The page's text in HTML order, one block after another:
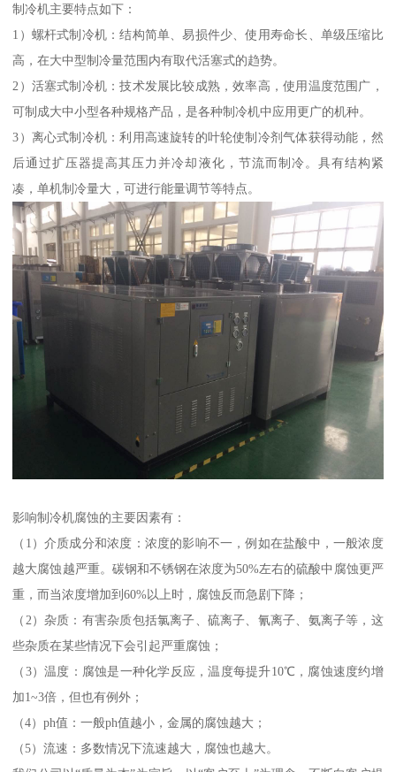
制冷机主要特点如下：
1）螺杆式制冷机：结构简单、易损件少、使用寿命长、单级压缩比
高，在大中型制冷量范围内有取代活塞式的趋势。
2）活塞式制冷机：技术发展比较成熟，效率高，使用温度范围广，
可制成大中小型各种规格产品，是各种制冷机中应用更广的机种。
3）离心式制冷机：利用高速旋转的叶轮使制冷剂气体获得动能，然
后通过扩压器提高其压力并冷却液化，节流而制冷。具有结构紧
凑，单机制冷量大，可进行能量调节等特点。
影响制冷机腐蚀的主要因素有：
（1）介质成分和浓度：浓度的影响不一，例如在盐酸中，一般浓度
越大腐蚀越严重。碳钢和不锈钢在浓度为50%左右的硫酸中腐蚀更严
重，而当浓度增加到60%以上时，腐蚀反而急剧下降；
（2）杂质：有害杂质包括氯离子、硫离子、氰离子、氨离子等，这
些杂质在某些情况下会引起严重腐蚀；
（3）温度：腐蚀是一种化学反应，温度每提升10℃，腐蚀速度约增
加1~3倍，但也有例外；
（4）ph值：一般ph值越小，金属的腐蚀越大；
（5）流速：多数情况下流速越大，腐蚀也越大。